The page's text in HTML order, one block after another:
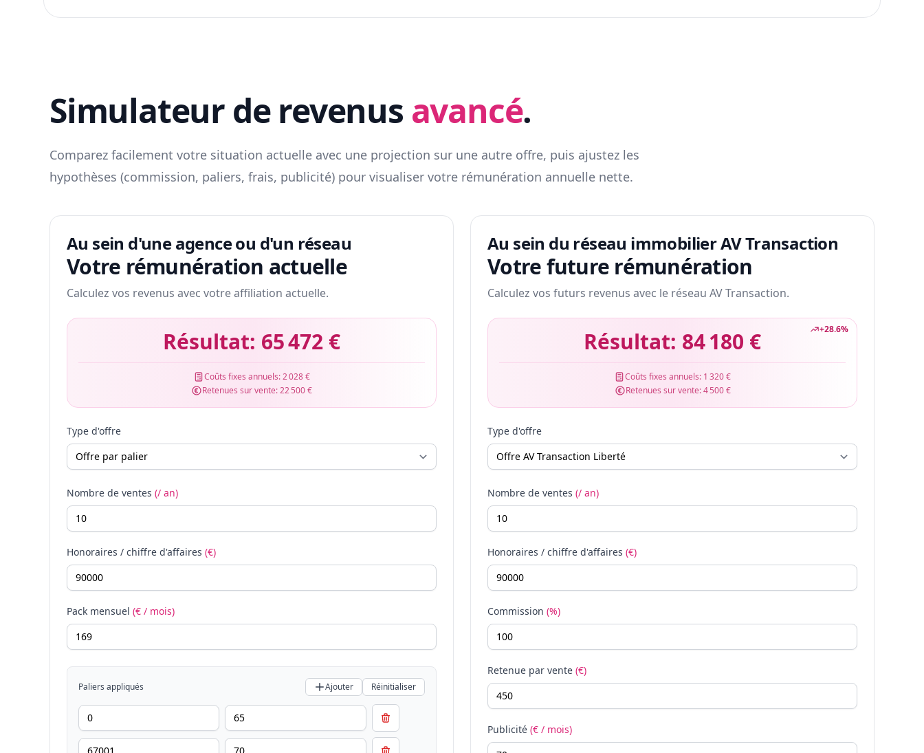
Simulateur de revenus avancé.
Comparez facilement votre situation actuelle avec une projection sur une autre offre, puis ajustez les
hypothèses (commission, paliers, frais, publicité) pour visualiser votre rémunération annuelle nette.
Au sein d'une agence ou d'un réseau
Votre rémunération actuelle
Calculez vos revenus avec votre affiliation actuelle.
Résultat: 65 472 €
Coûts fixes annuels:2 028 €
Retenues sur vente:22 500 €
Type d'offre
Nombre de ventes (/ an)
Honoraires / chiffre d'affaires (€)
Pack mensuel (€ / mois)
Paliers appliqués Ajouter Réinitialiser
Au sein du réseau immobilier AV Transaction
Votre future rémunération
Calculez vos futurs revenus avec le réseau AV Transaction.
+28.6%
Résultat: 84 180 €
Coûts fixes annuels: 1 320 €
Retenues sur vente:4 500 €
Type d'offre
Nombre de ventes (/ an)
Honoraires / chiffre d'affaires (€)
Commission (%)
Retenue par vente (€)
Publicité (€ / mois)